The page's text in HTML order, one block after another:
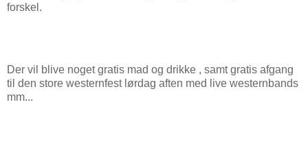
forskel.
Der vil blive noget gratis mad og drikke , samt gratis afgang
til den store westernfest lørdag aften med live westernbands
mm...